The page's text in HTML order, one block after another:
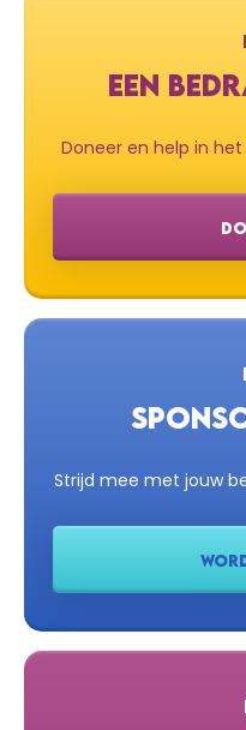
EEN
Doneer en help in
Strijd mee met jouw